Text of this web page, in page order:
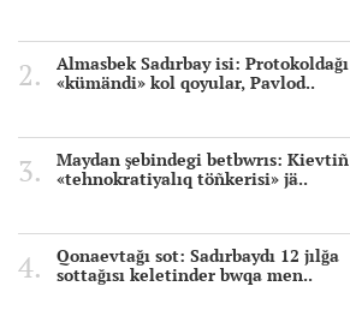
Almasbek Sadırbay isi: Protokoldağı
«kümändi» kol qoyular, Pavlod..
Maydan şebindegi betbwrıs: Kievtiñ
«tehnokratiyalıq töñkerisi» jä..
Qonaevtağı sot: Sadırbaydı 12 jılğa
sottağısı keletinder bwqa men..